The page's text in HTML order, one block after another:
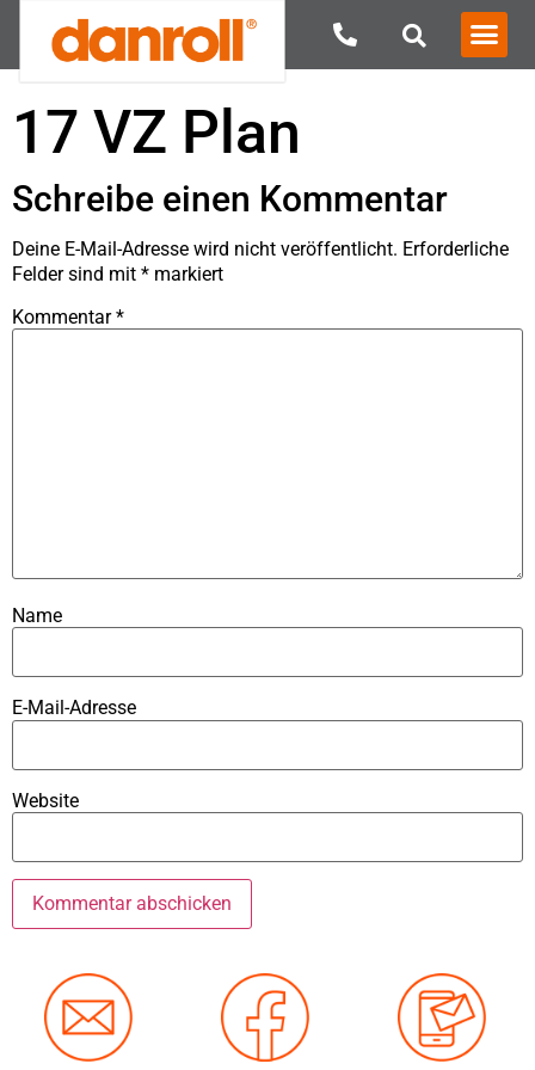
17 VZ Plan
Schreibe einen Kommentar
Deine E-Mail-Adresse wird nicht veröffentlicht. Erforderliche
Felder sind mit * markiert
Kommentar*
Name
E-Mail-Adresse
Website